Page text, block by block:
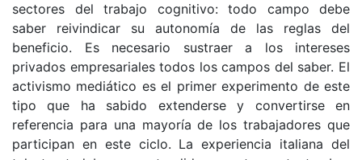
sectores del trabajo cognitivo: todo campo debe
saber reivindicar su autonomía de las reglas del
beneficio. Es necesario sustraer a los intereses
privados empresariales todos los campos del saber. El
activismo mediático es el primer experimento de este
tipo que ha sabido extenderse y convertirse en
referencia para una mayoría de los trabajadores que
participan en este ciclo. La experiencia italiana del